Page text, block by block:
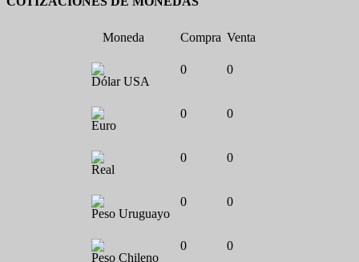
Moneda Compra Venta
Dólar USA
0 0
Euro
0 0
Real
0 0
Peso Uruguayo
0 0
Peso Chileno
0 0